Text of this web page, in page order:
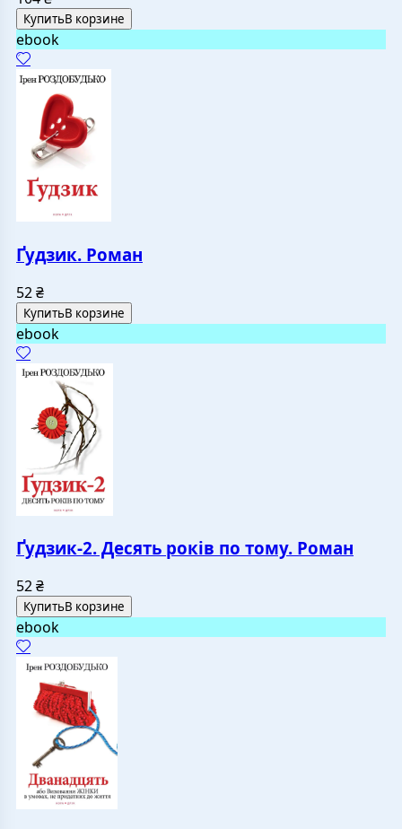
КупитьВ корзине
ebook
Ґудзик. Роман
52₴
КупитьВ корзине
ebook
Ґудзик-2. Десять років по тому. Роман
52₴
КупитьВ корзине
ebook